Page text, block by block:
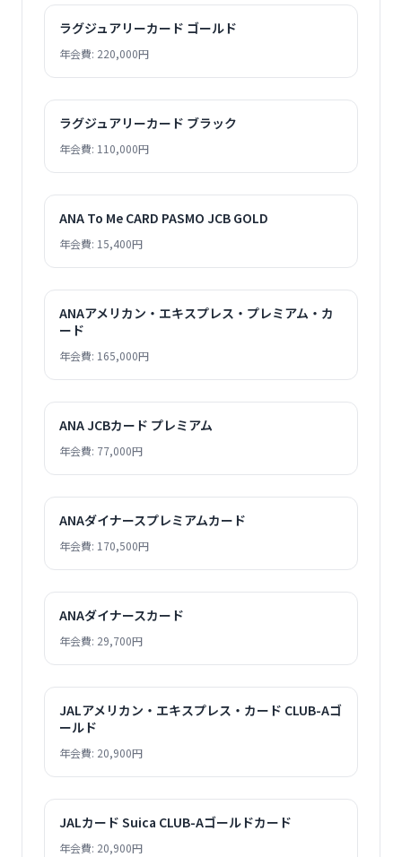
ラグジュアリーカード ゴールド
年会費: 220,000円
ラグジュアリーカード ブラック
年会費: 110,000円
ANA To Me CARD PASMO JCB GOLD
年会費: 15,400円
ANAアメリカン・エキスプレス・プレミアム・カ
ード
年会費: 165,000円
ANA JCBカード プレミアム
年会費: 77,000円
ANAダイナースプレミアムカード
年会費: 170,500円
ANAダイナースカード
年会費: 29,700円
JALアメリカン・エキスプレス・カード CLUB-Aゴ
ールド
年会費: 20,900円
JALカード Suica CLUB-Aゴールドカード
年会費: 20,900円